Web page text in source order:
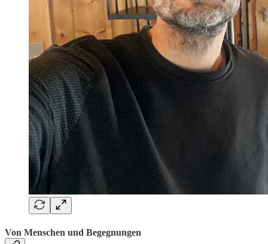
Von Menschen und Begegnungen